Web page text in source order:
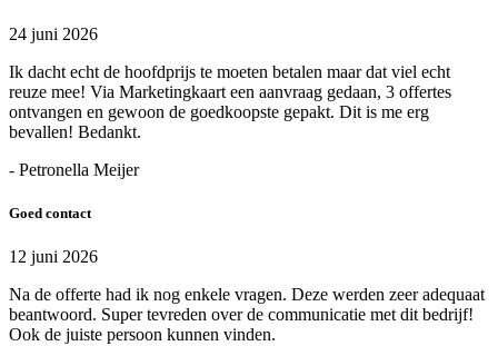
24 juni 2026
Ik dacht echt de hoofdprijs te moeten betalen maar dat viel echt
reuze mee! Via Marketingkaart een aanvraag gedaan, 3 offertes
ontvangen en gewoon de goedkoopste gepakt. Dit is me erg
bevallen! Bedankt.
- Petronella Meijer
Goed contact
12 juni 2026
Na de offerte had ik nog enkele vragen. Deze werden zeer adequaat
beantwoord. Super tevreden over de communicatie met dit bedrijf!
Ook de juiste persoon kunnen vinden.